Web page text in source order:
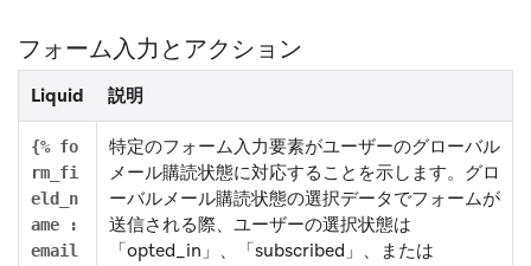
フォーム入力とアクション
Liquid 説明
{% fo
rm_fi
eld_n
ame :
email
特定のフォーム入力要素がユーザーのグローバル
メール購読状態に対応することを示します。グロ
ーバルメール購読状態の選択データでフォームが
送信される際、ユーザーの選択状態は
「opted_in」、「subscribed」、または